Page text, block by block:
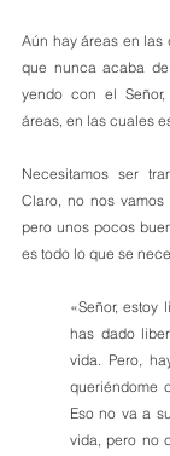
Aún hay áreas en las
que nunca acaba
yendo con el
áreas, en las cuales
Necesitamos ser
Claro, no nos
pero unos pocos
es todo lo que se
«Señor, estoy
has dado
vida. Pero,
queriéndome
Eso no va a
vida, pero no